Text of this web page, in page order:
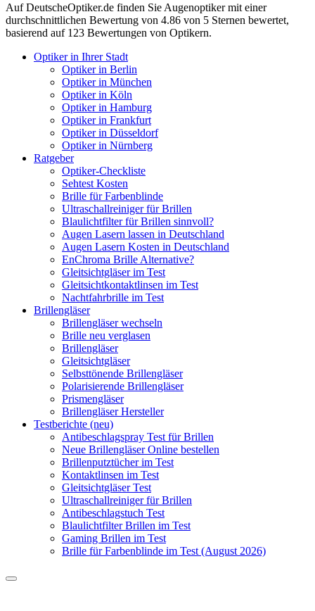
AufDeutscheOptiker.de finden Sie Augenoptiker mit einer
durchschnittlichen Bewertung von 4.86 von 5 Sternen bewertet,
basierend auf 123 Bewertungen von Optikern.
Optiker in Ihrer Stadt
Optiker in Berlin
Optiker in München
Optiker in Köln
Optiker in Hamburg
Optiker in Frankfurt
Optiker in Düsseldorf
Optiker in Nürnberg
Ratgeber
Optiker-Checkliste
Sehtest Kosten
Brille für Farbenblinde
Ultraschallreiniger für Brillen
Blaulichtfilter für Brillen sinnvoll?
Augen Lasern lassen in Deutschland
Augen Lasern Kosten in Deutschland
EnChroma Brille Alternative?
Gleitsichtgläser im Test
Gleitsichtkontaktlinsen im Test
Nachtfahrbrille im Test
Brillengläser
Brillengläser wechseln
Brille neu verglasen
Brillengläser
Gleitsichtgläser
Selbsttönende Brillengläser
Polarisierende Brillengläser
Prismengläser
Brillengläser Hersteller
Testberichte (neu)
Antibeschlagspray Test für Brillen
Neue Brillengläser Online bestellen
Brillenputztücher im Test
Kontaktlinsen im Test
Gleitsichtgläser Test
Ultraschallreiniger für Brillen
Antibeschlagstuch Test
Blaulichtfilter Brillen im Test
Gaming Brillen im Test
Brille für Farbenblinde im Test (August 2026)